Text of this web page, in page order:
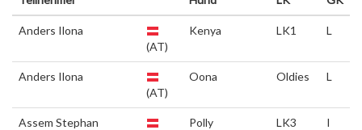
Anders Ilona
(AT)
Kenya LK1 L
Anders Ilona
(AT)
Oona Oldies L
Assem Stephan
Polly LK3 I